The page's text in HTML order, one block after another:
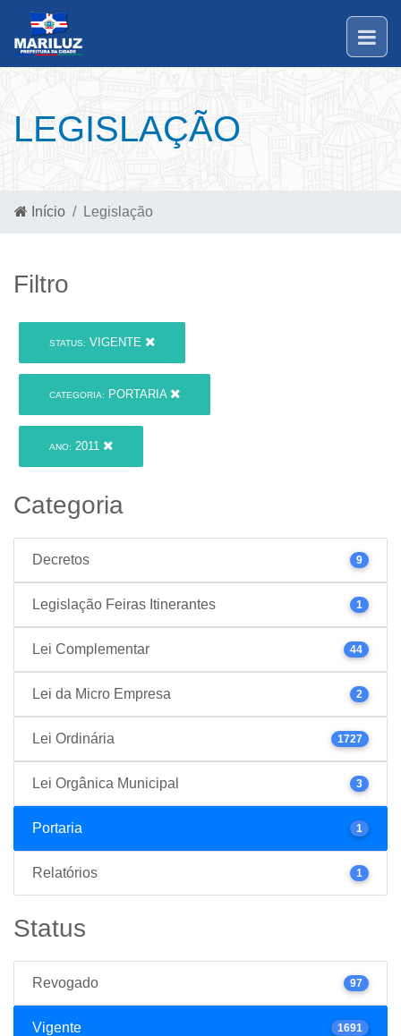
LEGISLAÇÃO
Início Legislação
Filtro
STATUS: VIGENTE
CATEGORIA: PORTARIA
ANO: 2011
Categoria
Decretos 9
Legislação Feiras Itinerantes 1
Lei Complementar 44
Lei da Micro Empresa 2
Lei Ordinária 1727
Lei Orgânica Municipal 3
Portaria 1
Relatórios 1
Status
Revogado 97
Vigente 1691